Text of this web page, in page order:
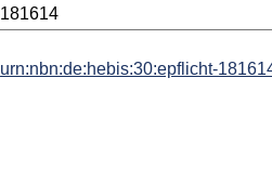
urn:nbn:de:hebis:30:epflicht-